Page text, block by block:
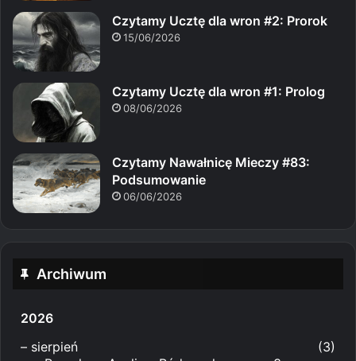
Czytamy Ucztę dla wron #2: Prorok
15/06/2026
Czytamy Ucztę dla wron #1: Prolog
08/06/2026
Czytamy Nawałnicę Mieczy #83:
Podsumowanie
06/06/2026
Archiwum
2026
– sierpień
(3)